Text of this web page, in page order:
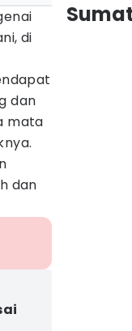
di
dan
mata
dan